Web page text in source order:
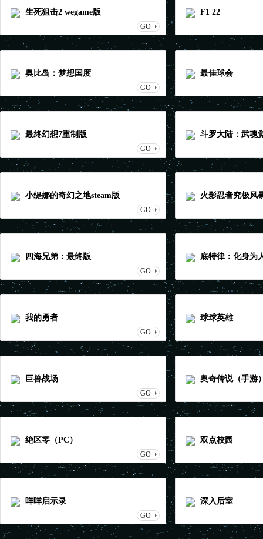
生死狙击2 wegame版
GO
F1 22
奥比岛：梦想国度
GO
最佳球会
最终幻想7重制版
GO
斗罗大陆：武魂
小缇娜的奇幻之地steam版
GO
火影忍者究极风
四海兄弟：最终版
GO
底特律：化身为
我的勇者
GO
球球英雄
巨兽战场
GO
奥奇传说（手游
绝区零（PC）
GO
双点校园
咩咩启示录
GO
深入后室